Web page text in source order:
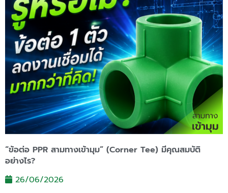
“ข้อต่อ PPR สามทางเข้ามุม” (Corner Tee) มีคุณสมบัติ
อย่างไร?
26/06/2026